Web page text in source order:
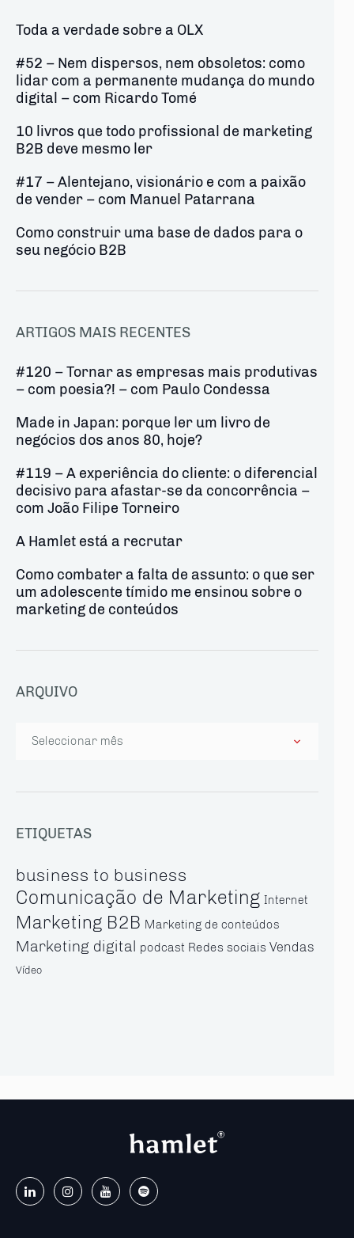
Toda a verdade sobre a OLX
#52 – Nem dispersos, nem obsoletos: como
lidar com a permanente mudança do mundo
digital – com Ricardo Tomé
10 livros que todo profissional de marketing
B2B deve mesmo ler
#17 – Alentejano, visionário e com a paixão
de vender – com Manuel Patarrana
Como construir uma base de dados para o
seu negócio B2B
ARTIGOS MAIS RECENTES
#120 – Tornar as empresas mais produtivas
– com poesia?! – com Paulo Condessa
Made in Japan: porque ler um livro de
negócios dos anos 80, hoje?
#119 – A experiência do cliente: o diferencial
decisivo para afastar-se da concorrência –
com João Filipe Torneiro
A Hamlet está a recrutar
Como combater a falta de assunto: o que ser
um adolescente tímido me ensinou sobre o
marketing de conteúdos
ARQUIVO
ETIQUETAS
business to business
Comunicação de Marketing Internet
Marketing B2B Marketing de conteúdos
Marketing digital podcast Redes sociais Vendas
Vídeo